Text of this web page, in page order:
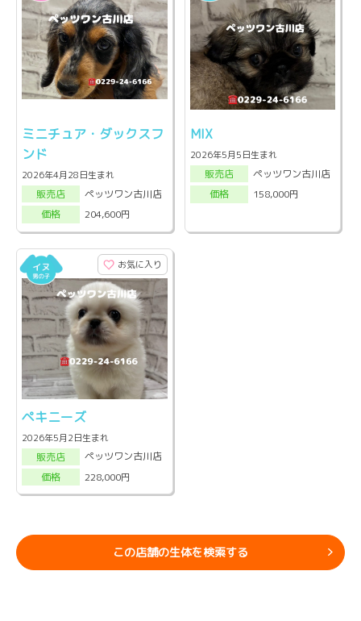
ミニチュア・ダックスフ
ンド
2026年4月28日生まれ
販売店
ペッツワン古川店
価格
204,600円
MIX
2026年5月5日生まれ
販売店
ペッツワン古川店
価格
158,000円
お気に入り
ペキニーズ
2026年5月2日生まれ
販売店
ペッツワン古川店
価格
228,000円
この店舗の生体を検索する